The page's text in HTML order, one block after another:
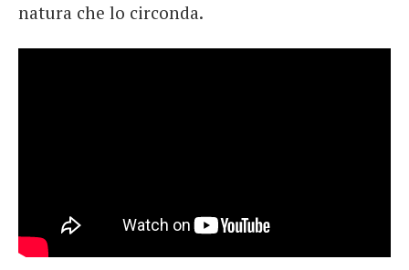
natura che lo circonda.